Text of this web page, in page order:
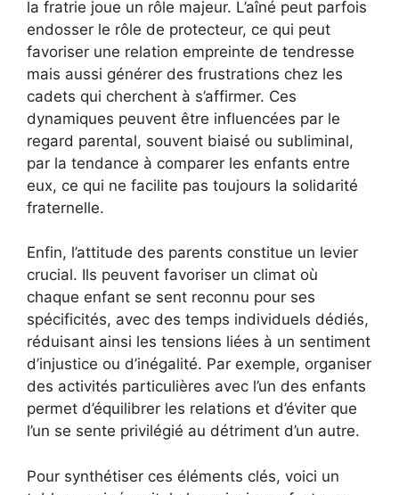
la fratrie joue un rôle majeur. L’aîné peut parfois
endosser le rôle de protecteur, ce qui peut
favoriser une relation empreinte de tendresse
mais aussi générer des frustrations chez les
cadets qui cherchent à s’affirmer. Ces
dynamiques peuvent être influencées par le
regard parental, souvent biaisé ou subliminal,
par la tendance à comparer les enfants entre
eux, ce qui ne facilite pas toujours la solidarité
fraternelle.
Enfin, l’attitude des parents constitue un levier
crucial. Ils peuvent favoriser un climat où
chaque enfant se sent reconnu pour ses
spécificités, avec des temps individuels dédiés,
réduisant ainsi les tensions liées à un sentiment
d’injustice ou d’inégalité. Par exemple, organiser
des activités particulières avec l’un des enfants
permet d’équilibrer les relations et d’éviter que
l’un se sente privilégié au détriment d’un autre.
Pour synthétiser ces éléments clés, voici un